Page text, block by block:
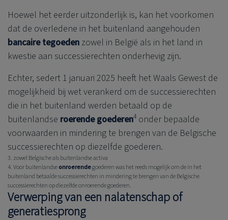
Hoewel het eerder uitzonderlijk is, kan het voorkomen
dat de overledene in het buitenland aangehouden
bancaire tegoeden zowel in België als in het land in
kwestie aan successierechten onderhevig zijn.
Echter, sedert 1 januari 2025 heeft het Waals Gewest de
mogelijkheid bij wet verankerd om de successierechten
die in het buitenland werden betaald op de
buitenlandse roerende goederen4 onder bepaalde
voorwaarden in mindering te brengen van de Belgische
successierechten op diezelfde goederen.
3. zowel Belgische als buitenlandse activa
4. Voor buitenlandseonroerendegoederen was het reeds mogelijk om de in het
buitenland betaalde successierechten in mindering te brengen van de Belgische
successierechten op diezelfde onroerende goederen.
Verwerping van een nalatenschap of
generatiesprong